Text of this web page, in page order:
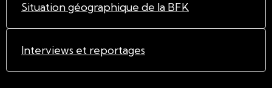
Situation géographique de la BFK
Interviews et reportages